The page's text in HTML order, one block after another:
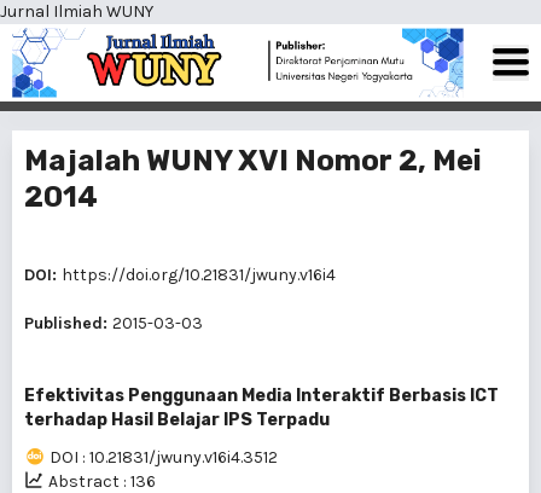
Jurnal Ilmiah WUNY
Majalah WUNY XVI Nomor 2, Mei
2014
DOI: https://doi.org/10.21831/jwuny.v16i4
Published: 2015-03-03
Efektivitas Penggunaan Media Interaktif Berbasis ICT
terhadap Hasil Belajar IPS Terpadu
DOI : 10.21831/jwuny.v16i4.3512
Abstract : 136